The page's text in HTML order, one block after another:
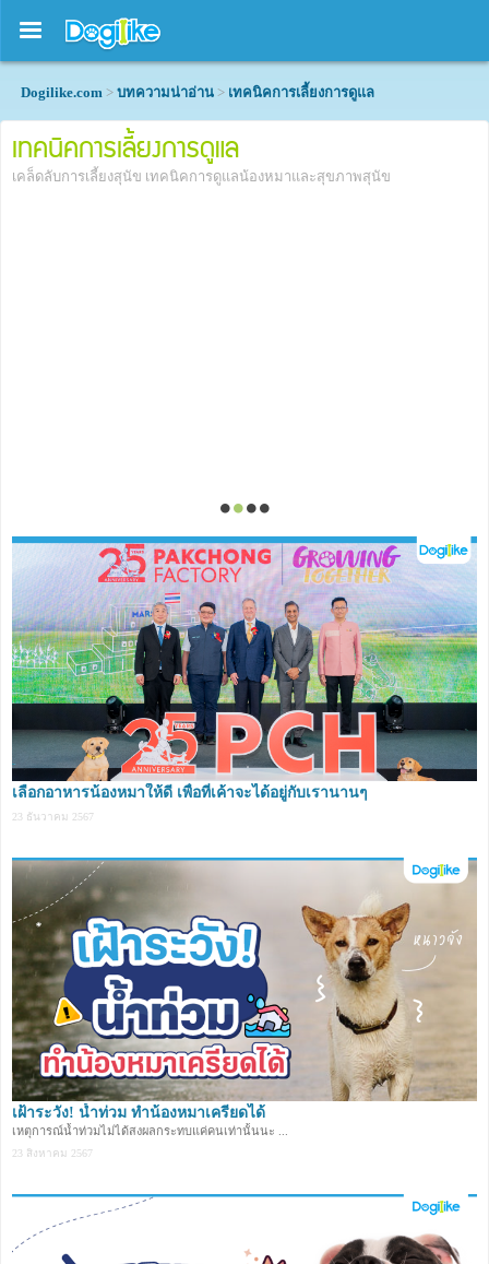
Dogilike.com > บทความน่าอ่าน > เทคนิคการเลี้ยงการดูแล
เทคนิคการเลี้ยงการดูแล
เคล็ดลับการเลี้ยงสุนัข เทคนิคการดูแลน้องหมาและสุขภาพสุนัข
เลือกอาหารน้องหมาให้ดี เพื่อที่เค้าจะได้อยู่กับเรานานๆ
23 ธันวาคม 2567
เฝ้าระวัง! น้ำท่วม ทำน้องหมาเครียดได้
เหตุการณ์น้ำท่วมไม่ได้สงผลกระทบแค่คนเท่านั้นนะ ...
23 สิงหาคม 2567